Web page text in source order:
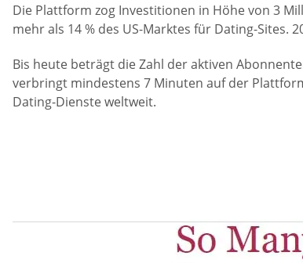
Die Plattform zog Investitionen in Höhe von 3
mehr als 14 % des US-Marktes für Dating-Sites.
Bis heute beträgt die Zahl der aktiven
verbringt mindestens 7 Minuten auf der
Dating-Dienste weltweit.